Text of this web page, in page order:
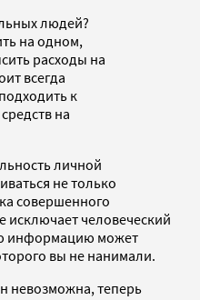
людей?
на одном,
расходы на
всегда
к
на
личной
не только
совершенного
исключает человеческий
информацию может
вы не нанимали.
невозможна, теперь